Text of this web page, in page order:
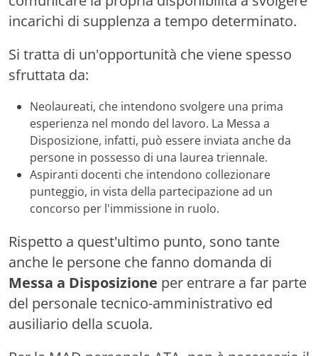
incarichi di supplenza a tempo determinato.
Si tratta di un'opportunità che viene spesso
sfruttata da:
Neolaureati, che intendono svolgere una prima
esperienza nel mondo del lavoro. La Messa a
Disposizione, infatti, può essere inviata anche da
persone in possesso di una laurea triennale.
Aspiranti docenti che intendono collezionare
punteggio, in vista della partecipazione ad un
concorso per l'immissione in ruolo.
Rispetto a quest'ultimo punto, sono tante
anche le persone che fanno domanda di
Messa a Disposizione per entrare a far parte
del personale tecnico-amministrativo ed
ausiliario della scuola.